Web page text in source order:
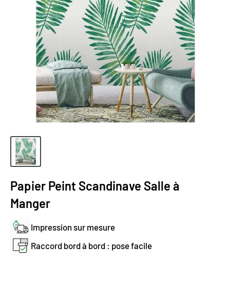
Papier Peint Scandinave Salle à
Manger
Impression sur mesure
Raccord bord à bord : pose facile